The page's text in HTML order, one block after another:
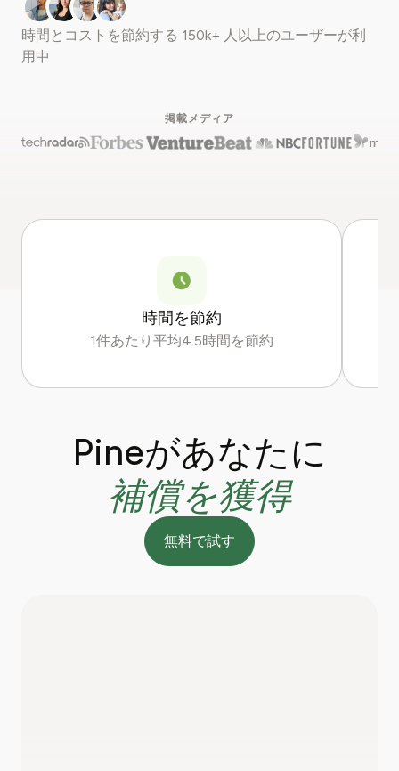
時間とコストを節約する 150k+ 人以上のユーザーが利
用中
掲載メディア
時間を節約
1件あたり平均4.5時間を節約
Pineがあなたに
補償を獲得
無料で試す